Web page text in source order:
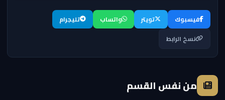
فيسبوك تويتر واتساب
تليجرام
نسخ الرابط
من نفس القسم